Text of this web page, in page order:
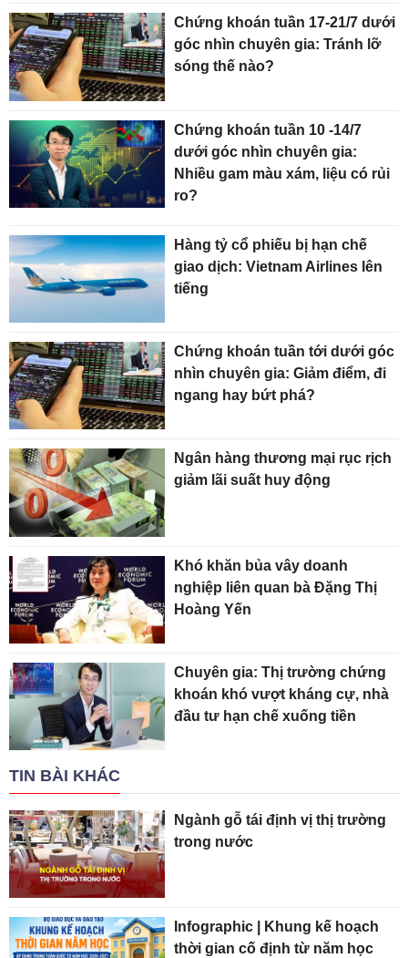
Chứng khoán tuần 17-21/7 dưới
góc nhìn chuyên gia: Tránh lỡ
sóng thế nào?
Chứng khoán tuần 10 -14/7
dưới góc nhìn chuyên gia:
Nhiều gam màu xám, liệu có rủi
ro?
Hàng tỷ cổ phiếu bị hạn chế
giao dịch: Vietnam Airlines lên
tiếng
Chứng khoán tuần tới dưới góc
nhìn chuyên gia: Giảm điểm, đi
ngang hay bứt phá?
Ngân hàng thương mại rục rịch
giảm lãi suất huy động
Khó khăn bủa vây doanh
nghiệp liên quan bà Đặng Thị
Hoàng Yến
Chuyên gia: Thị trường chứng
khoán khó vượt kháng cự, nhà
đầu tư hạn chế xuống tiền
TIN BÀI KHÁC
Ngành gỗ tái định vị thị trường
trong nước
Infographic | Khung kế hoạch
thời gian cố định từ năm học